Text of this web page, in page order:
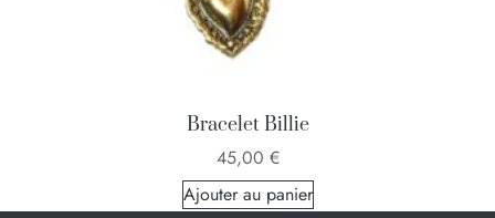
Bracelet Billie
45,00 €
Ajouter au panier